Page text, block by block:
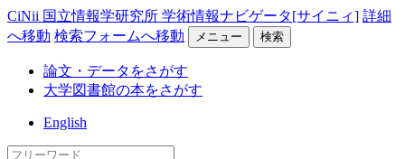
CiNii 国立情報学研究所 学術情報ナビゲータ[サイニィ] 詳細
へ移動 検索フォームへ移動 メニュー 検索
論文・データをさがす
大学図書館の本をさがす
English